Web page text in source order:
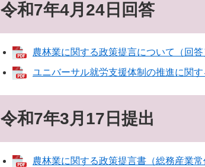
令和7年4月24日回答
農林業に関する政策提言について（回
ユニバーサル就労支援体制の推進に関
令和7年3月17日提出
農林業に関する政策提言書（総務産業